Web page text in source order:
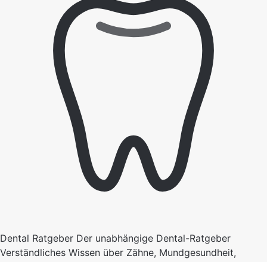
Dental Ratgeber Der unabhängige Dental-Ratgeber
Verständliches Wissen über Zähne, Mundgesundheit,